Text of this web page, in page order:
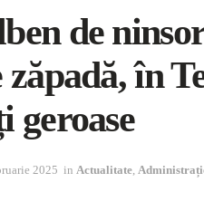
de
zăpadă, în
geroase
2025 in Actualitate,